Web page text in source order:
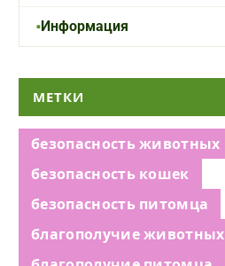
Информация
МЕТКИ
безопасность животных
безопасность кошек
безопасность питомца
благополучие животных